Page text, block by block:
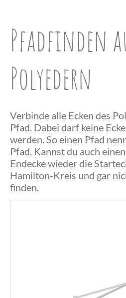
Pfadfinden
Polyedern
Verbinde alle Ecken des
Pfad. Dabei darf keine
werden. So einen Pfad
Pfad. Kannst du auch
Endecke wieder die
Hamilton-Kreis und gar
finden.
Herzlichen